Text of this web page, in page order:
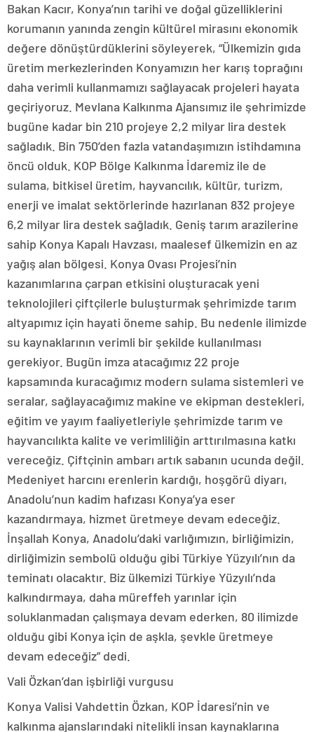
Bakan Kacır, Konya’nın tarihi ve doğal güzelliklerini
korumanın yanında zengin kültürel mirasını ekonomik
değere dönüştürdüklerini söyleyerek, “Ülkemizin gıda
üretim merkezlerinden Konyamızın her karış toprağını
daha verimli kullanmamızı sağlayacak projeleri hayata
geçiriyoruz. Mevlana Kalkınma Ajansımız ile şehrimizde
bugüne kadar bin 210 projeye 2,2 milyar lira destek
sağladık. Bin 750’den fazla vatandaşımızın istihdamına
öncü olduk. KOP Bölge Kalkınma İdaremiz ile de
sulama, bitkisel üretim, hayvancılık, kültür, turizm,
enerji ve imalat sektörlerinde hazırlanan 832 projeye
6,2 milyar lira destek sağladık. Geniş tarım arazilerine
sahip Konya Kapalı Havzası, maalesef ülkemizin en az
yağış alan bölgesi. Konya Ovası Projesi’nin
kazanımlarına çarpan etkisini oluşturacak yeni
teknolojileri çiftçilerle buluşturmak şehrimizde tarım
altyapımız için hayati öneme sahip. Bu nedenle ilimizde
su kaynaklarının verimli bir şekilde kullanılması
gerekiyor. Bugün imza atacağımız 22 proje
kapsamında kuracağımız modern sulama sistemleri ve
seralar, sağlayacağımız makine ve ekipman destekleri,
eğitim ve yayım faaliyetleriyle şehrimizde tarım ve
hayvancılıkta kalite ve verimliliğin arttırılmasına katkı
vereceğiz. Çiftçinin ambarı artık sabanın ucunda değil.
Medeniyet harcını erenlerin kardığı, hoşgörü diyarı,
Anadolu’nun kadim hafızası Konya’ya eser
kazandırmaya, hizmet üretmeye devam edeceğiz.
İnşallah Konya, Anadolu’daki varlığımızın, birliğimizin,
dirliğimizin sembolü olduğu gibi Türkiye Yüzyılı’nın da
teminatı olacaktır. Biz ülkemizi Türkiye Yüzyılı’nda
kalkındırmaya, daha müreffeh yarınlar için
soluklanmadan çalışmaya devam ederken, 80 ilimizde
olduğu gibi Konya için de aşkla, şevkle üretmeye
devam edeceğiz” dedi.
Vali Özkan’dan işbirliği vurgusu
Konya Valisi Vahdettin Özkan, KOP İdaresi’nin ve
kalkınma ajanslarındaki nitelikli insan kaynaklarına